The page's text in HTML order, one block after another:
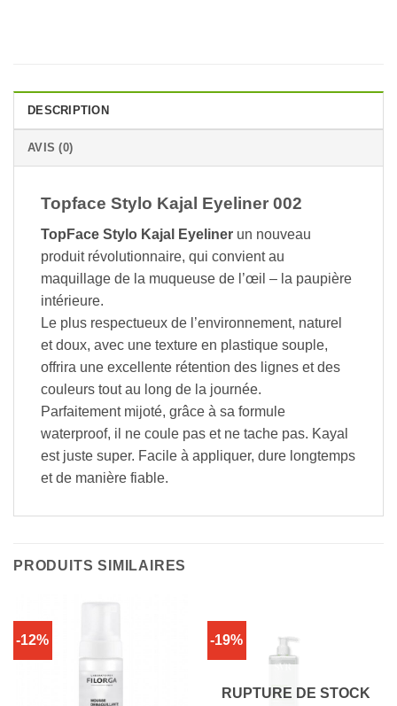
DESCRIPTION
AVIS (0)
Topface Stylo Kajal Eyeliner 002
TopFace Stylo Kajal Eyeliner un nouveau
produit révolutionnaire, qui convient au
maquillage de la muqueuse de l’œil – la paupière
intérieure.
Le plus respectueux de l’environnement, naturel
et doux, avec une texture en plastique souple,
offrira une excellente rétention des lignes et des
couleurs tout au long de la journée.
Parfaitement mijoté, grâce à sa formule
waterproof, il ne coule pas et ne tache pas. Kayal
est juste super. Facile à appliquer, dure longtemps
et de manière fiable.
PRODUITS SIMILAIRES
-12% -19%
RUPTURE DE STOCK